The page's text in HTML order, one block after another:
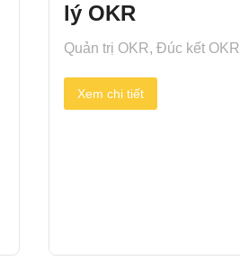
lý OKR
Quản trị OKR, Đúc kết OKR
Xem chi tiết